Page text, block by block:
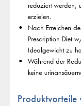
reduziert werden,
erzielen.
Nach Erreichen
Prescription Diet
Idealgewicht zu
Während der
keine